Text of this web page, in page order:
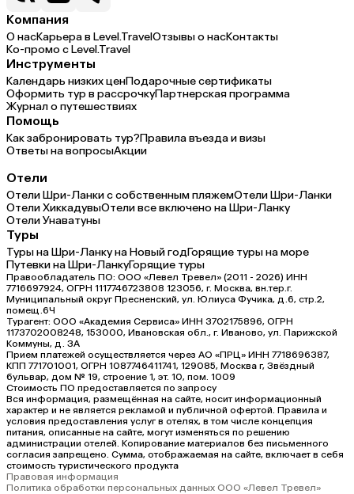
Компания
О насКарьера в Level.TravelОтзывы о насКонтакты
Ко-промо с Level.Travel
Инструменты
Календарь низких ценПодарочные сертификаты
Оформить тур в рассрочкуПартнерская программа
Журнал о путешествиях
Помощь
Как забронировать тур?Правила въезда и визы
Ответы на вопросыАкции
Отели
Отели Шри-Ланки с собственным пляжемОтели Шри-Ланки
Отели ХиккадувыОтели все включено на Шри-Ланку
Отели Унаватуны
Туры
Туры на Шри-Ланку на Новый годГорящие туры на море
Путевки на Шри-ЛанкуГорящие туры
Правообладатель ПО: ООО «Левел Тревел» (2011 - 2026) ИНН
7716697924, ОГРН 1117746723808 123056, г. Москва, вн.тер.г.
Муниципальный округ Пресненский, ул. Юлиуса Фучика, д.6, стр.2,
помещ.6Ч
Турагент: ООО «Академия Сервиса» ИНН 3702175896, ОГРН
1173702008248, 153000, Ивановская обл., г. Иваново, ул. Парижской
Коммуны, д. ЗА
Прием платежей осуществляется через АО «ПРЦ» ИНН 7718696387,
КПП 771701001, ОГРН 1087746411741, 129085, Москва г, Звёздный
бульвар, дом № 19, строение 1, эт. 10, пом. 1009
Стоимость ПО предоставляется по запросу
Вся информация, размещённая на сайте, носит информационный
характер и не является рекламой и публичной офертой. Правила и
условия предоставления услуг в отелях, в том числе концепция
питания, описанные на сайте, могут изменяться по решению
администрации отелей. Копирование материалов без письменного
согласия запрещено. Сумма, отображаемая на сайте, включает в себя
стоимость туристического продукта
Правовая информация
Политика обработки персональных данных ООО «Левел Тревел»